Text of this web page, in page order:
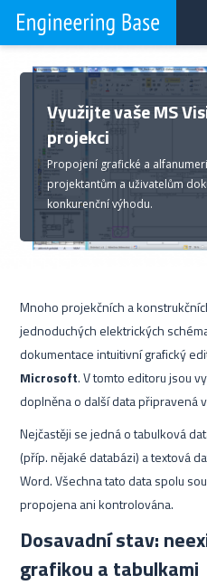
Využijte vaše MS
projekci
Propojení grafické a
projektantům a uživatelům
konkurenční výhodu.
Mnoho projekčních a
jednoduchých elektrických
dokumentace intuitivní grafický
Microsoft. V tomto editoru jsou
doplněna o další data připravená
Nejčastěji se jedná o tabulková
(příp. nějaké databázi) a textová
Word. Všechna tato data spolu
propojena ani kontrolována.
Dosavadní stav:
grafikou a tabulkami